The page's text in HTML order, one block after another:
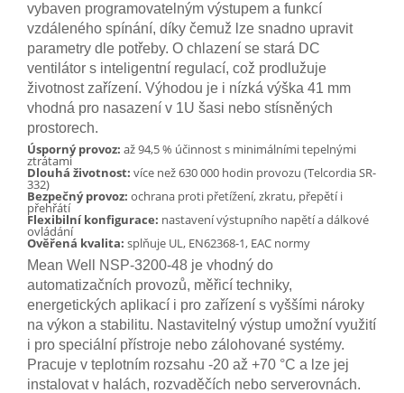
vybaven programovatelným výstupem a funkcí
vzdáleného spínání, díky čemuž lze snadno upravit
parametry dle potřeby. O chlazení se stará DC
ventilátor s inteligentní regulací, což prodlužuje
životnost zařízení. Výhodou je i nízká výška 41 mm
vhodná pro nasazení v 1U šasi nebo stísněných
prostorech.
Úsporný provoz: až 94,5 % účinnost s minimálními tepelnými
ztrátami
Dlouhá životnost: více než 630 000 hodin provozu (Telcordia SR-
332)
Bezpečný provoz: ochrana proti přetížení, zkratu, přepětí i
přehřátí
Flexibilní konfigurace: nastavení výstupního napětí a dálkové
ovládání
Ověřená kvalita: splňuje UL, EN62368-1, EAC normy
Mean Well NSP-3200-48 je vhodný do
automatizačních provozů, měřicí techniky,
energetických aplikací i pro zařízení s vyššími nároky
na výkon a stabilitu. Nastavitelný výstup umožní využití
i pro speciální přístroje nebo zálohované systémy.
Pracuje v teplotním rozsahu -20 až +70 °C a lze jej
instalovat v halách, rozvaděčích nebo serverovnách.